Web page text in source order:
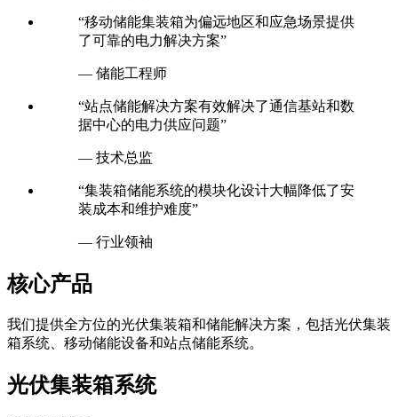
“移动储能集装箱为偏远地区和应急场景提供
了可靠的电力解决方案”
— 储能工程师
“站点储能解决方案有效解决了通信基站和数
据中心的电力供应问题”
— 技术总监
“集装箱储能系统的模块化设计大幅降低了安
装成本和维护难度”
— 行业领袖
核心产品
我们提供全方位的光伏集装箱和储能解决方案，包括光伏集装
箱系统、移动储能设备和站点储能系统。
光伏集装箱系统